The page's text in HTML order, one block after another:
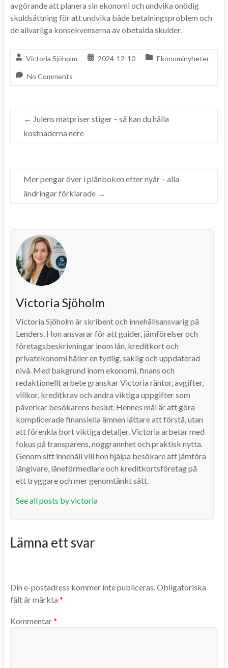
avgörande att planera sin ekonomi och undvika onödig
skuldsättning för att undvika både betalningsproblem och
de allvarliga konsekvenserna av obetalda skulder.
Victoria Sjöholm 2024-12-10 Ekonominyheter
No Comments
← Julens matpriser stiger – så kan du hålla
kostnaderna nere
Mer pengar över i plånboken efter nyår – alla
ändringar förklarade →
Victoria Sjöholm
Victoria Sjöholm är skribent och innehållsansvarig på
Lenders. Hon ansvarar för att guider, jämförelser och
företagsbeskrivningar inom lån, kreditkort och
privatekonomi håller en tydlig, saklig och uppdaterad
nivå. Med bakgrund inom ekonomi, finans och
redaktionellt arbete granskar Victoria räntor, avgifter,
villkor, kreditkrav och andra viktiga uppgifter som
påverkar besökarens beslut. Hennes mål är att göra
komplicerade finansiella ämnen lättare att förstå, utan
att förenkla bort viktiga detaljer. Victoria arbetar med
fokus på transparens, noggrannhet och praktisk nytta.
Genom sitt innehåll vill hon hjälpa besökare att jämföra
långivare, låneförmedlare och kreditkortsföretag på
ett tryggare och mer genomtänkt sätt.
See all posts by victoria
Lämna ett svar
Din e-postadress kommer inte publiceras.Obligatoriska
fält är märkta *
Kommentar*